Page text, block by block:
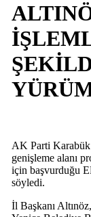
AK Parti
genişleme alanı
için başvurduğu
söyledi.
İl Başkanı